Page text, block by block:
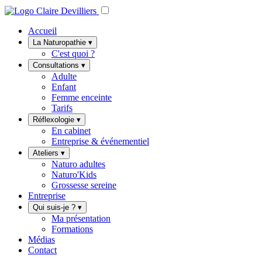
Accueil
La Naturopathie ▾
C'est quoi ?
Consultations ▾
Adulte
Enfant
Femme enceinte
Tarifs
Réflexologie ▾
En cabinet
Entreprise & événementiel
Ateliers ▾
Naturo adultes
Naturo'Kids
Grossesse sereine
Entreprise
Qui suis-je ? ▾
Ma présentation
Formations
Médias
Contact